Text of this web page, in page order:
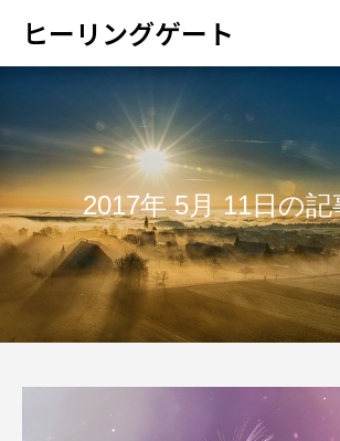
ヒーリングゲート
2017年 5月 11日の記